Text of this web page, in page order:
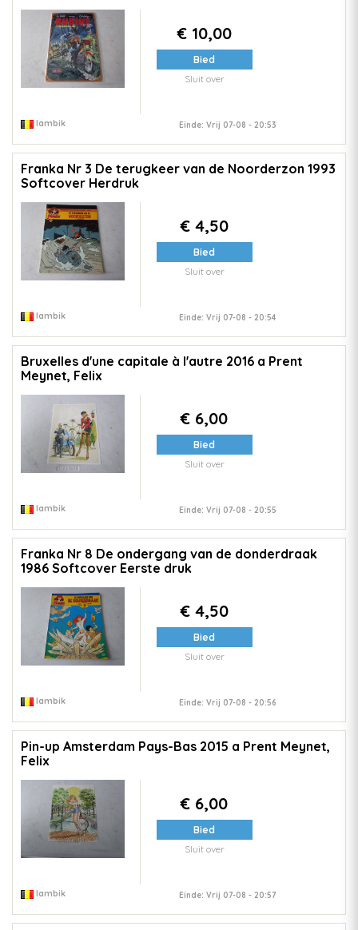
€ 10,00
Bied
Sluit over
lambik Einde: Vrij 07-08 - 20:53
Franka Nr 3 De terugkeer van de Noorderzon 1993
Softcover Herdruk
€ 4,50
Bied
Sluit over
lambik Einde: Vrij 07-08 - 20:54
Bruxelles d'une capitale à l'autre 2016 a Prent
Meynet, Felix
€ 6,00
Bied
Sluit over
lambik Einde: Vrij 07-08 - 20:55
Franka Nr 8 De ondergang van de donderdraak
1986 Softcover Eerste druk
€ 4,50
Bied
Sluit over
lambik Einde: Vrij 07-08 - 20:56
Pin-up Amsterdam Pays-Bas 2015 a Prent Meynet,
Felix
€ 6,00
Bied
Sluit over
lambik Einde: Vrij 07-08 - 20:57